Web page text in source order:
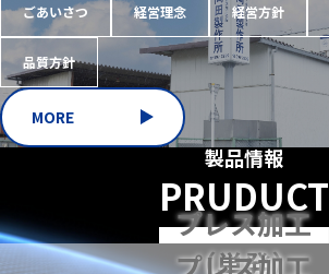
ごあいさつ 経営理念 経営方針
品質方針
MORE
製品情報
PRUDUCT
プレス加工
（単発）